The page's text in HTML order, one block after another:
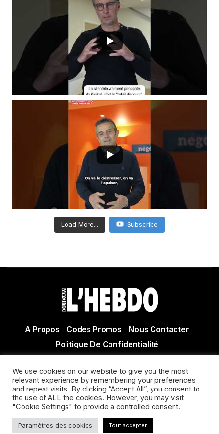
Load More... Subscribe
A Propos Codes Promos
Nous Contacter
Politique De Confidentialité
Actualité Agen - Actualité en lot et Garonne - Actualité
Villeneuve sur Lot
We use cookies on our website to give you the most
relevant experience by remembering your preferences
and repeat visits. By clicking “Accept All”, you consent to
the use of ALL the cookies. However, you may visit
"Cookie Settings" to provide a controlled consent.
Paramètres des cookies Tout accepter